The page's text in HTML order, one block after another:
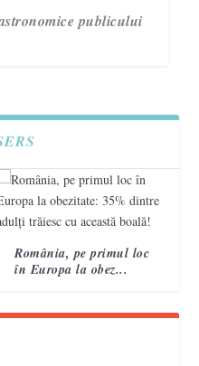
publicului
România, pe primul loc
în Europa la obez...